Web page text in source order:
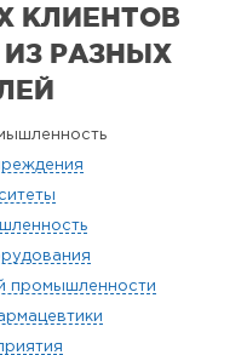
КЛИЕНТОВ
ИЗ РАЗНЫХ
промышленности